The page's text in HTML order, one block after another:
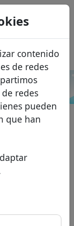
contenido
de redes
redes
pueden
que han
.wiki Buscar